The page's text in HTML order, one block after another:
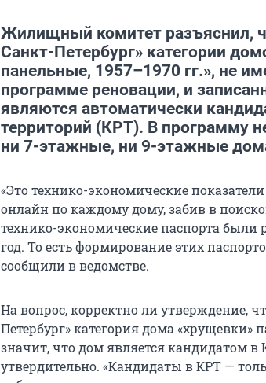
Жилищный комитет разъяснил,
Санкт-Петербург» категории
панельные, 1957–1970 гг.», не
программе реновации, и
являются автоматически
территорий (КРТ). В программу
ни 7-этажные, ни 9-этажные
«Это технико-экономические
онлайн по каждому дому, забив в
технико-экономические паспорта были
год. То есть формирование этих
сообщили в ведомстве.
На вопрос, корректно ли утверждение,
Петербург» категория дома «хрущевки»
значит, что дом является кандидатом в
утвердительно. «Кандидаты в КРТ —